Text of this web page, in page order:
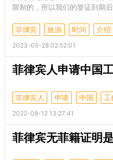
限制的，所以我们的签证到期
菲律宾 旅游 时间 介绍
2023-05-28 02:52:01
菲律宾人申请中国
菲律宾人 申请 中国 工
2022-08-12 13:27:41
菲律宾无菲籍证明